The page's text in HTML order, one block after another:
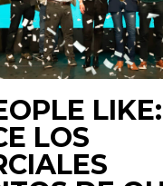
LIKE:
LOS